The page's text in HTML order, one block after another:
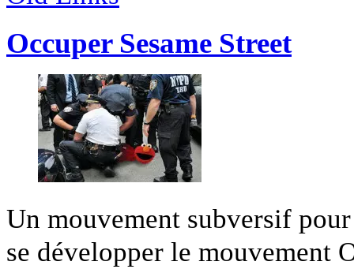
Occuper Sesame Street
Un mouvement subversif
se développer le mouvement